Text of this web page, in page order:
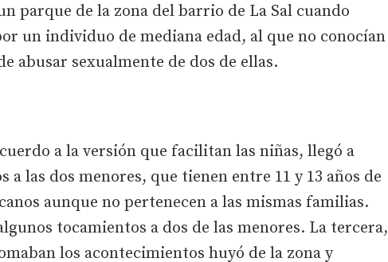
parque de la zona del barrio de La Sal cuando
un individuo de mediana edad, al que no conocían
abusar sexualmente de dos de ellas.
a la versión que facilitan las niñas, llegó a
a las dos menores, que tienen entre 11 y 13 años de
aunque no pertenecen a las mismas familias.
tocamientos a dos de las menores. La tercera,
los acontecimientos huyó de la zona y